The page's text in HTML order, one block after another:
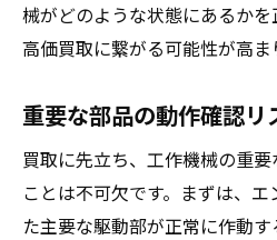
械がどのような状態にあるかを
高価買取に繋がる可能性が高ま
重要な部品の動作確認リ
買取に先立ち、工作機械の重
ことは不可欠です。まずは、
た主要な駆動部が正常に作動